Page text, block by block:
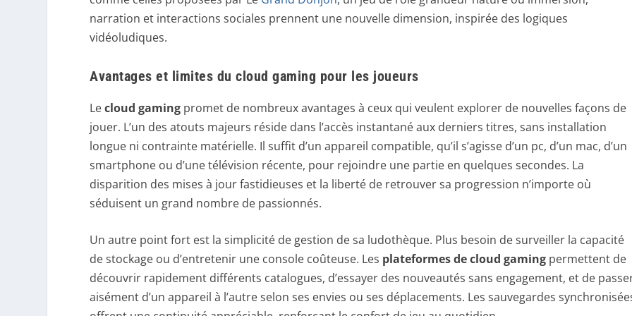
narration et interactions sociales prennent une nouvelle dimension, inspirée des logiques
vidéoludiques.
Avantages et limites du cloud gaming pour les joueurs
Lecloud gaming promet de nombreux avantages à ceux qui veulent explorer de nouvelles façons de
jouer. L’un des atouts majeurs réside dans l’accès instantané aux derniers titres, sans installation
longue ni contrainte matérielle. Il suffit d’un appareil compatible, qu’il s’agisse d’un pc, d’un mac, d’un
smartphone ou d’une télévision récente, pour rejoindre une partie en quelques secondes. La
disparition des mises à jour fastidieuses et la liberté de retrouver sa progression n’importe où
séduisent un grand nombre de passionnés.
Un autre point fort est la simplicité de gestion de sa ludothèque. Plus besoin de surveiller la capacité
de stockage ou d’entretenir une console coûteuse. Les plateformes de cloud gaming permettent de
découvrir rapidement différents catalogues, d’essayer des nouveautés sans engagement, et de
aisément d’un appareil à l’autre selon ses envies ou ses déplacements. Les sauvegardes